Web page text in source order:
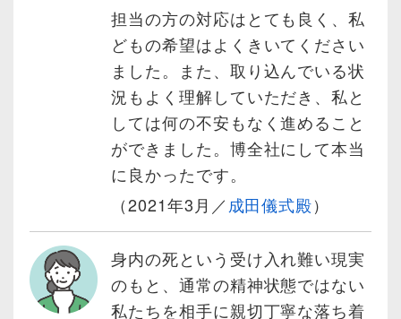
担当の方の対応はとても良く、私
どもの希望はよくきいてください
ました。また、取り込んでいる状
況もよく理解していただき、私と
しては何の不安もなく進めること
ができました。博全社にして本当
に良かったです。
（2021年3月／ 成田儀式殿）
身内の死という受け入れ難い現実
のもと、通常の精神状態ではない
私たちを相手に親切丁寧な落ち着